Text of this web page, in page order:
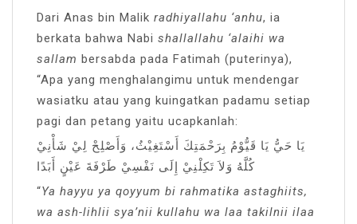
Dari Anas bin Malik radhiyallahu ‘anhu, ia
berkata bahwa Nabi shallallahu ‘alaihi wa
sallam bersabda pada Fatimah (puterinya),
“Apa yang menghalangimu untuk mendengar
wasiatku atau yang kuingatkan padamu setiap
pagi dan petang yaitu ucapkanlah:
يَا حَيُّ يَا قَيُّوْمُ بِرَحْمَتِكَ أَسْتَغِيْثُ، وَأَصْلِحْ لِيْ شَأْنِيْ
كُلَّهُ وَلاَ تَكِلْنِيْ إِلَى نَفْسِيْ طَرْفَةَ عَيْنٍ أَبَدًا
“Ya hayyu ya qoyyum bi rahmatika astaghiits,
wa ash-lihlii sya’nii kullahu wa laa takilnii ilaa